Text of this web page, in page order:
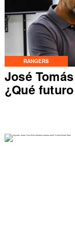
RANGERS
José
¿Qué